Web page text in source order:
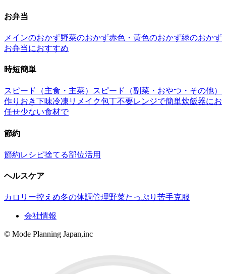
お弁当
メインのおかず野菜のおかず赤色・黄色のおかず緑のおかず
お弁当におすすめ
時短簡単
スピード（主食・主菜）
スピード（副菜・おやつ・その他）
作りおき下味冷凍 リメイク包丁不要レンジで簡単炊飯器にお
任せ少ない食材で
節約
節約レシピ捨てる部位活用
ヘルスケア
カロリー控えめ冬の体調管理野菜たっぷり 苦手克服
会社情報
© Mode Planning Japan,inc